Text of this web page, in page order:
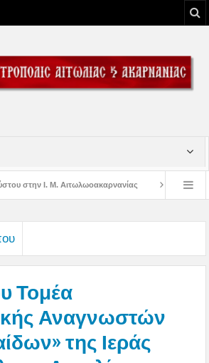
Μήνυμα Σεβασμιωτάτου Μητροπολίτου
Τομέα
Αναγνωστών
της Ιεράς